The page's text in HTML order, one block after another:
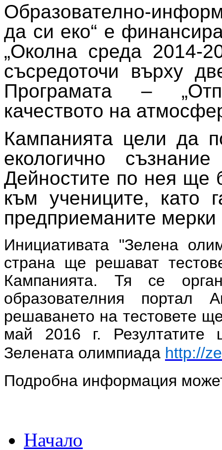
Образователно-
да си еко“ е
„Околна среда 2014-
съсредоточи върху
Програмата –
качеството на
Кампанията цели да
екологично
Дейностите по нея ще
към учениците, като
предприеманите
Инициативата "Зелена
страна ще решават
Кампанията. Тя се
образователния портал
решаването на тестовете
май 2016 г.
Зелената олимпиада http://
Подробна информация
Начало